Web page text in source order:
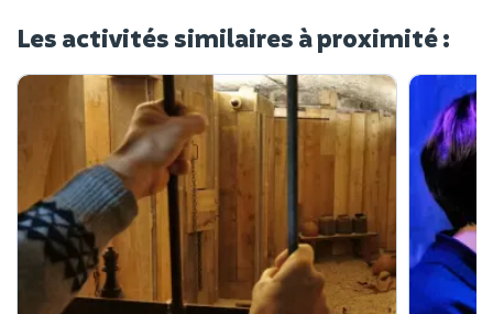
Les activités similaires à proximité :